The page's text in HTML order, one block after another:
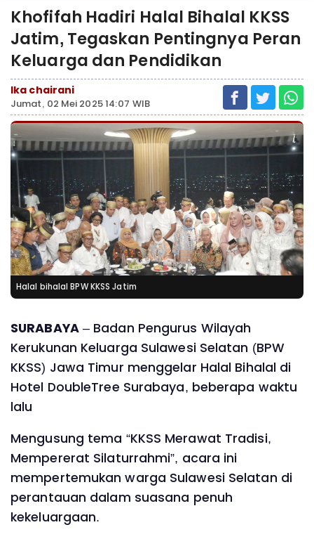
Khofifah Hadiri Halal Bihalal KKSS
Jatim, Tegaskan Pentingnya Peran
Keluarga dan Pendidikan
Ika chairani
Jumat, 02 Mei 2025 14:07 WIB
Halal bihalal BPW KKSS Jatim
SURABAYA– Badan Pengurus Wilayah
Kerukunan Keluarga Sulawesi Selatan (BPW
KKSS) Jawa Timur menggelar Halal Bihalal di
Hotel DoubleTree Surabaya, beberapa waktu
lalu
Mengusung tema “KKSS Merawat Tradisi,
Mempererat Silaturrahmi”, acara ini
mempertemukan warga Sulawesi Selatan di
perantauan dalam suasana penuh
kekeluargaan.